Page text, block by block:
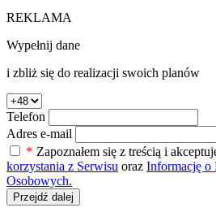
REKLAMA
Wypełnij dane
i zbliż się do realizacji swoich planów
Telefon
Adres e-mail
* Zapoznałem się z treścią i
korzystania z Serwisu oraz Informację o
Osobowych.
Przejdź dalej